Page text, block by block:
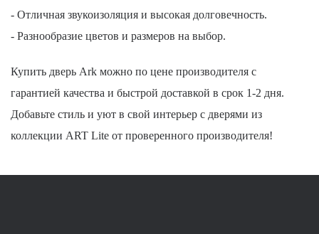
- Отличная звукоизоляция и высокая долговечность.
- Разнообразие цветов и размеров на выбор.
Купить дверь Ark можно по цене производителя с
гарантией качества и быстрой доставкой в срок 1-2 дня.
Добавьте стиль и уют в свой интерьер с дверями из
коллекции ART Lite от проверенного производителя!